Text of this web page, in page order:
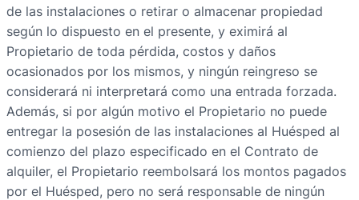
de las instalaciones o retirar o almacenar propiedad
según lo dispuesto en el presente, y eximirá al
Propietario de toda pérdida, costos y daños
ocasionados por los mismos, y ningún reingreso se
considerará ni interpretará como una entrada forzada.
Además, si por algún motivo el Propietario no puede
entregar la posesión de las instalaciones al Huésped al
comienzo del plazo especificado en el Contrato de
alquiler, el Propietario reembolsará los montos pagados
por el Huésped, pero no será responsable de ningún